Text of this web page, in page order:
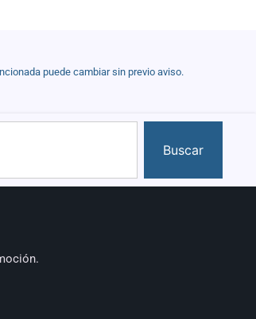
puede cambiar sin previo aviso.
Buscar